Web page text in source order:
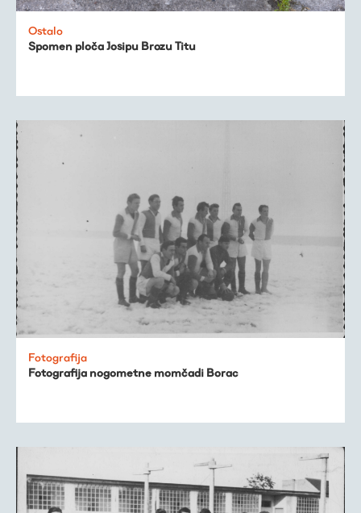
Ostalo
Spomen ploča Josipu Brozu Titu
Fotografija
Fotografija nogometne momčadi Borac